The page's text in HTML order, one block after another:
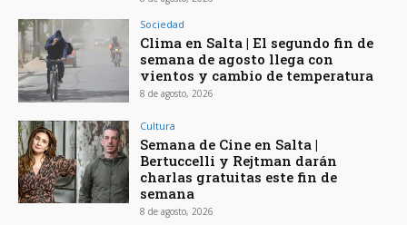
Sociedad
Clima en Salta | El segundo fin de
semana de agosto llega con
vientos y cambio de temperatura
8 de agosto, 2026
Cultura
Semana de Cine en Salta |
Bertuccelli y Rejtman darán
charlas gratuitas este fin de
semana
8 de agosto, 2026